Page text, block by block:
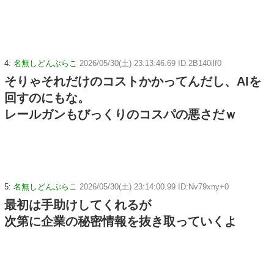
4: 名無しどんぶらこ 2026/05/30(土) 23:13:46.69 ID:2B140ilf0
そりゃそれだけのコストかかってんだし、AIを
回すのにもな。
レールガンもびっくりのコスパの悪さだｗ
5: 名無しどんぶらこ 2026/05/30(土) 23:14:00.99 ID:Nv79xny+0
最初は手助けしてくれるが
次第に企業の秘密情報を抜き取っていくよ